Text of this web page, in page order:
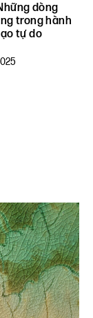
dòng
trong hành
tự do